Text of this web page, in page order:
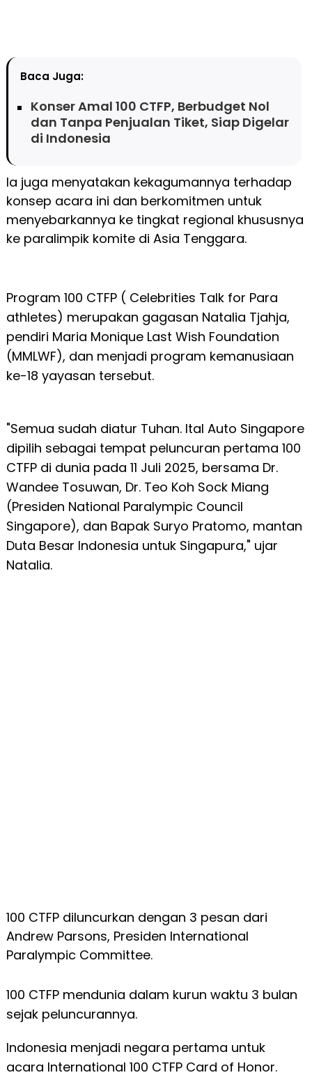
Baca Juga:
Konser Amal 100 CTFP, Berbudget Nol
dan Tanpa Penjualan Tiket, Siap Digelar
di Indonesia
Ia juga menyatakan kekagumannya terhadap
konsep acara ini dan berkomitmen untuk
menyebarkannya ke tingkat regional khususnya
ke paralimpik komite di Asia Tenggara.
Program 100 CTFP ( Celebrities Talk for Para
athletes) merupakan gagasan Natalia Tjahja,
pendiri Maria Monique Last Wish Foundation
(MMLWF), dan menjadi program kemanusiaan
ke-18 yayasan tersebut.
"Semua sudah diatur Tuhan. Ital Auto Singapore
dipilih sebagai tempat peluncuran pertama 100
CTFP di dunia pada 11 Juli 2025, bersama Dr.
Wandee Tosuwan, Dr. Teo Koh Sock Miang
(Presiden National Paralympic Council
Singapore), dan Bapak Suryo Pratomo, mantan
Duta Besar Indonesia untuk Singapura," ujar
Natalia.
100 CTFP diluncurkan dengan 3 pesan dari
Andrew Parsons, Presiden International
Paralympic Committee.
100 CTFP mendunia dalam kurun waktu 3 bulan
sejak peluncurannya.
Indonesia menjadi negara pertama untuk
acara International 100 CTFP Card of Honor.